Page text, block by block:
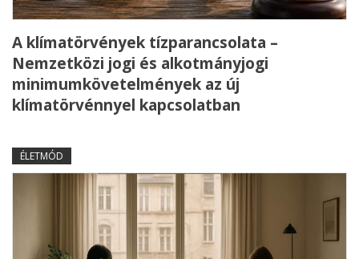
A klímatörvények tízparancsolata –
Nemzetközi jogi és alkotmányjogi
minimumkövetelmények az új
klímatörvénnyel kapcsolatban
ÉLETMÓD